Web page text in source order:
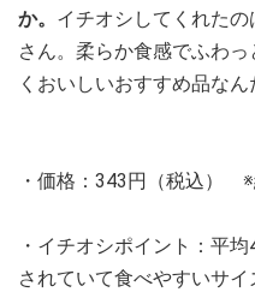
か。 イチオシしてくれた
さん。柔らか食感でふわ
くおいしいおすすめ品なん
・価格：343円（税込）
・イチオシポイント：平
されていて食べやすいサ